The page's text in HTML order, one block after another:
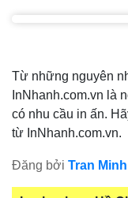
Liên
Từ những nguyên
InNhanh.com.vn là
có nhu cầu in ấn.
từ InNhanh.com.vn.
Đăng bởi Tran Minh